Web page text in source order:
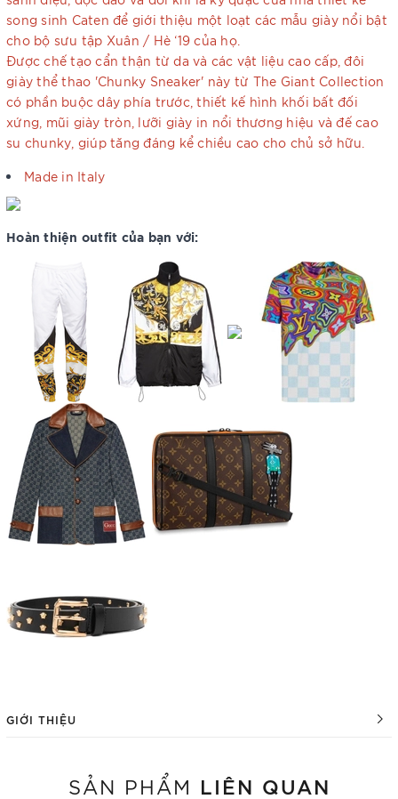
song sinh Caten để giới thiệu một loạt các mẫu giày nổi bật
cho bộ sưu tập Xuân / Hè ‘19 của họ.
Được chế tạo cẩn thận từ da và các vật liệu cao cấp, đôi
giày thể thao 'Chunky Sneaker' này từ The Giant Collection
có phần buộc dây phía trước, thiết kế hình khối bất đối
xứng, mũi giày tròn, lưỡi giày in nổi thương hiệu và đế cao
su chunky, giúp tăng đáng kể chiều cao cho chủ sở hữu.
Made in Italy
Hoàn thiện outfit của bạn với:
GIỚI THIỆU
SẢN PHẨM LIÊN QUAN